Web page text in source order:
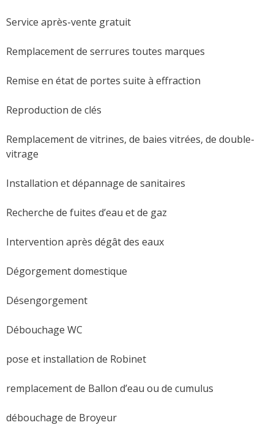
Service après-vente gratuit
Remplacement de serrures toutes marques
Remise en état de portes suite à effraction
Reproduction de clés
Remplacement de vitrines, de baies vitrées, de double-
vitrage
Installation et dépannage de sanitaires
Recherche de fuites d’eau et de gaz
Intervention après dégât des eaux
Dégorgement domestique
Désengorgement
Débouchage WC
pose et installation de Robinet
remplacement de Ballon d’eau ou de cumulus
débouchage de Broyeur